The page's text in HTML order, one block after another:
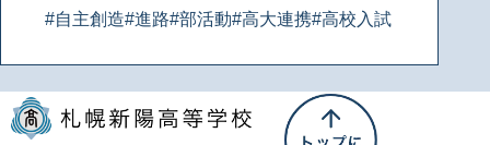
#自主創造#進路#部活動#高大連携#高校入試